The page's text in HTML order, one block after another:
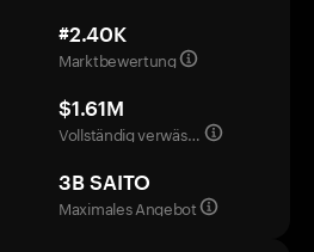
#2.40K
Marktbewertung
$1.61M
Vollständig verwässerte Bewertung
3B SAITO
Maximales Angebot